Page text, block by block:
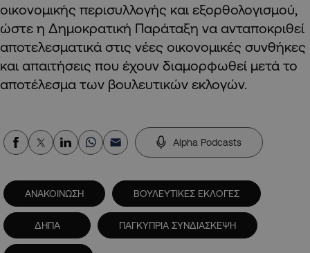
οικονομικής περισυλλογής και εξορθολογισμού,
ώστε η Δημοκρατική Παράταξη να ανταποκριθεί
αποτελεσματικά στις νέες οικονομικές συνθήκες
και απαιτήσεις που έχουν διαμορφωθεί μετά το
αποτέλεσμα των βουλευτικών εκλογών.
Alpha Podcasts
ΑΝΑΚΟΙΝΩΣΗ ΒΟΥΛΕΥΤΙΚΕΣ ΕΚΛΟΓΕΣ
ΔΗΠΑ ΠΑΓΚΥΠΡΙΑ ΣΥΝΔΙΑΣΚΕΨΗ